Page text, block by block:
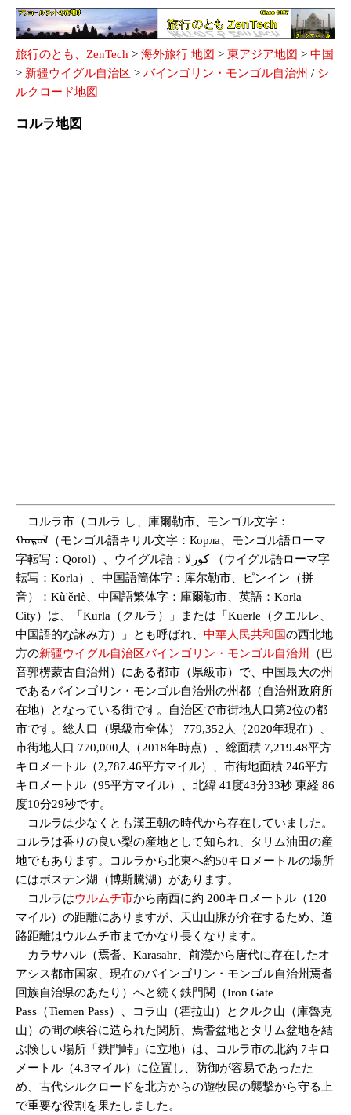
旅行のとも、ZenTech > 海外旅行 地図 > 東アジア地図 > 中国
> 新疆ウイグル自治区 > バインゴリン・モンゴル自治州 / シ
ルクロード地図
コルラ地図
コルラ市（コルラ し、庫爾勒市、モンゴル文字：
ᠬᠣᠷᠣᠯ（モンゴル語キリル文字：Корла、モンゴル語ローマ
字転写：Qorol）、ウイグル語：كورلا （ウイグル語ローマ字
転写：Korla）、中国語簡体字：库尔勒市、ピンイン（拼
音）：Kù'ěrlè、中国語繁体字：庫爾勒市、英語：Korla
City）は、「Kurla（クルラ）」または「Kuerle（クエルレ、
中国語的な詠み方）」とも呼ばれ、 中華人民共和国の西北地
方の新疆ウイグル自治区バインゴリン・モンゴル自治州
（巴
音郭楞蒙古自治州）にある都市（県級市）で、中国最大の州
であるバインゴリン・モンゴル自治州の州都（自治州政府所
在地）となっている街です。自治区で市街地人口第2位の都
市です。総人口（県級市全体） 779,352人（2020年現在）、
市街地人口 770,000人（2018年時点）、総面積 7,219.48平方
キロメートル（2,787.46平方マイル）、市街地面積 246平方
キロメートル（95平方マイル）、北緯 41度43分33秒 東経 86
度10分29秒です。
コルラは少なくとも漢王朝の時代から存在していました。
コルラは香りの良い梨の産地として知られ、タリム油田の産
地でもあります。コルラから北東へ約50キロメートルの場所
にはボステン湖（博斯騰湖）があります。
コルラはウルムチ市から南西に約 200キロメートル（120
マイル）の距離にありますが、天山山脈が介在するため、道
路距離はウルムチ市までかなり長くなります。
カラサハル（焉耆、Karasahr、前漢から唐代に存在したオ
アシス都市国家、現在のバインゴリン・モンゴル自治州焉耆
回族自治県のあたり）へと続く鉄門関（Iron Gate
Pass（Tiemen Pass）、コラ山（霍拉山）とクルク山（庫魯克
山）の間の峡谷に造られた関所、焉耆盆地とタリム盆地を結
ぶ険しい場所「鉄門峠」に立地）は、コルラ市の北約 7キロ
メートル（4.3マイル）に位置し、防御が容易であったた
め、古代シルクロードを北方からの遊牧民の襲撃から守る上
で重要な役割を果たしました。